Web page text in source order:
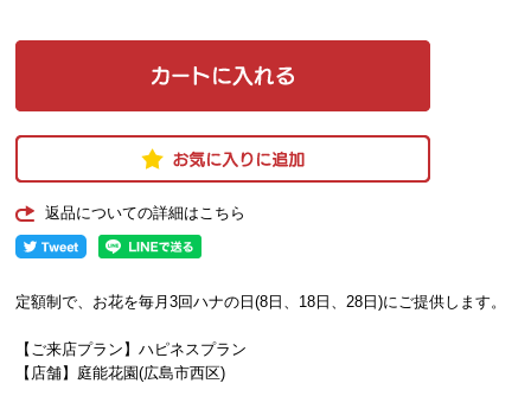
返品についての詳細はこちら
定額制で、お花を毎月3回ハナの日(8日、18日、28日)にご提供します。
【ご来店プラン】ハピネスプラン
【店舗】庭能花園(広島市西区)